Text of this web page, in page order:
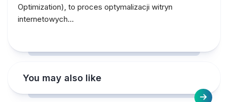
Optimization), to proces optymalizacji witryn
internetowych…
You may also like